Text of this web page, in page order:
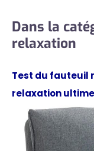
Dans la
relaxation
Test du fauteuil
relaxation